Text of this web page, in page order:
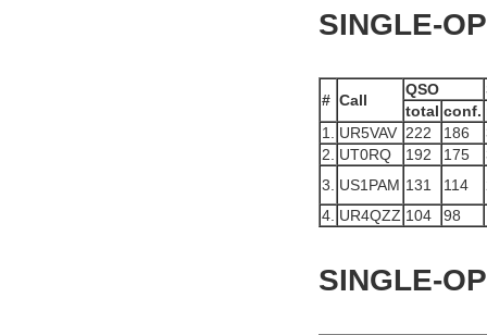
SINGLE-
# Call
QSO
total conf.
1. UR5VAV 222 186
2. UT0RQ 192 175
3. US1PAM 131 114
4. UR4QZZ 104 98
SINGLE-